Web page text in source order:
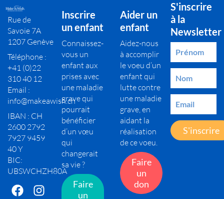
Rue de
Savoie 7A
1207 Genève
Téléphone :
+41 (0)22
310 40 12
Email :
info@makeawish.ch
IBAN : CH
2600 2792
7927 9459
40 Y
BIC:
UBSWCHZH80A
Inscrire
un enfant
Connaissez-
vous un
enfant aux
prises avec
une maladie
grave qui
pourrait
bénéficier
d’un vœu
qui
changerait
sa vie ?
Faire
un
Aider un
enfant
Aidez-nous
à accomplir
le voeu d’un
enfant qui
lutte contre
une maladie
grave, en
aidant la
réalisation
de ce voeu.
Faire
un
don
S'inscrire
à la
Newsletter
S'inscrire